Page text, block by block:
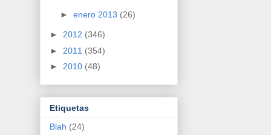
► enero 2013 (26)
► 2012 (346)
► 2011 (354)
► 2010 (48)
Etiquetas
Blah (24)